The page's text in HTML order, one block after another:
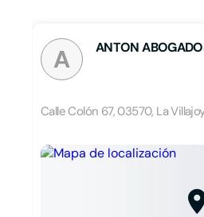
A ANTON
Calle Colón 67, 03570, La